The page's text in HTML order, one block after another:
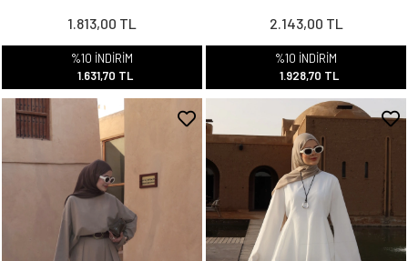
1.813,00 TL
%10 İNDİRİM
1.631,70 TL
2.143,00 TL
%10 İNDİRİM
1.928,70 TL